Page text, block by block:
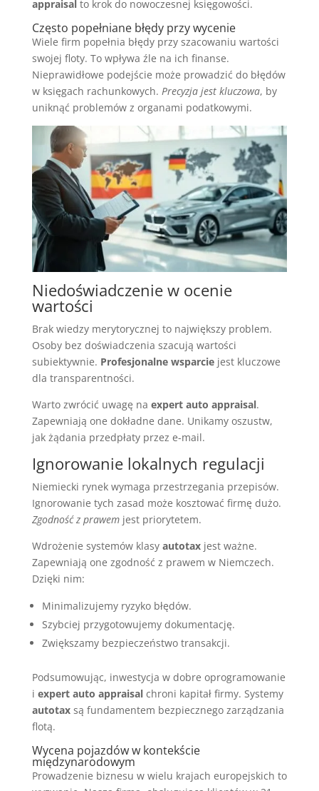
appraisalto krok do nowoczesnej księgowości.
Często popełniane błędy przy wycenie
Wiele firm popełnia błędy przy szacowaniu wartości
swojej floty. To wpływa źle na ich finanse.
Nieprawidłowe podejście może prowadzić do błędów
w księgach rachunkowych. Precyzja jest kluczowa, by
uniknąć problemów z organami podatkowymi.
Niedoświadczenie w ocenie
wartości
Brak wiedzy merytorycznej to największy problem.
Osoby bez doświadczenia szacują wartości
subiektywnie. Profesjonalne wsparciejest kluczowe
dla transparentności.
Warto zwrócić uwagę na expert auto appraisal.
Zapewniają one dokładne dane. Unikamy oszustw,
jak żądania przedpłaty przez e-mail.
Ignorowanie lokalnych regulacji
Niemiecki rynek wymaga przestrzegania przepisów.
Ignorowanie tych zasad może kosztować firmę dużo.
Zgodność z prawemjest priorytetem.
Wdrożenie systemów klasy autotaxjest ważne.
Zapewniają one zgodność z prawem w Niemczech.
Dzięki nim:
Minimalizujemy ryzyko błędów.
Szybciej przygotowujemy dokumentację.
Zwiększamy bezpieczeństwo transakcji.
Podsumowując, inwestycja w dobre oprogramowanie
i expert auto appraisalchroni kapitał firmy. Systemy
autotaxsą fundamentem bezpiecznego zarządzania
flotą.
Wycena pojazdów w kontekście
międzynarodowym
Prowadzenie biznesu w wielu krajach europejskich to